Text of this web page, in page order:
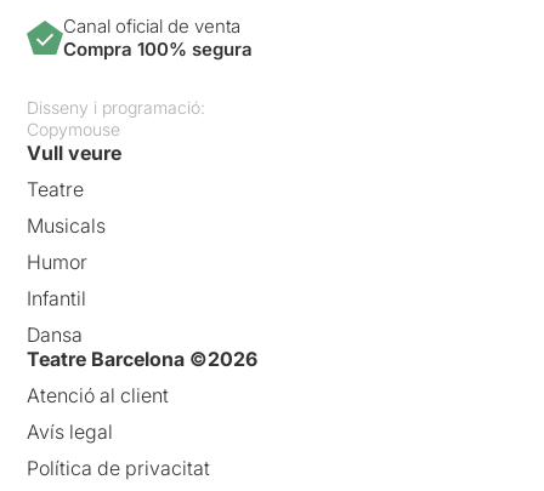
Canal oficial de venta
Compra 100% segura
Disseny i programació:
Copymouse
Vull veure
Teatre
Musicals
Humor
Infantil
Dansa
Teatre Barcelona ©2026
Atenció al client
Avís legal
Política de privacitat